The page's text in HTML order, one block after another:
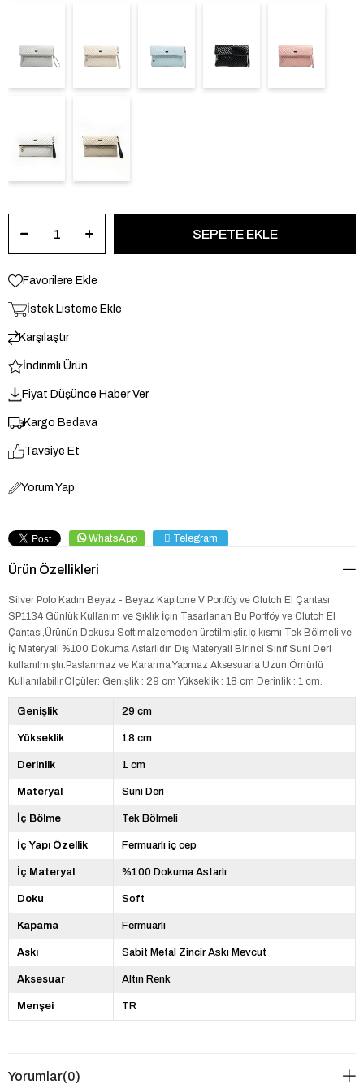
Favorilere Ekle
İstek Listeme Ekle
Karşılaştır
İndirimli Ürün
Fiyat Düşünce Haber Ver
Kargo Bedava
Tavsiye Et
Yorum Yap
WhatsApp Telegram
Ürün Özellikleri
Silver Polo Kadın Beyaz - Beyaz Kapitone V Portföy ve Clutch El Çantası
SP1134 Günlük Kullanım ve Şıklık İçin Tasarlanan Bu Portföy ve Clutch El
Çantası,Ürünün Dokusu Soft malzemeden üretilmiştir.İç kısmı Tek Bölmeli ve
İç Materyali %100 Dokuma Astarlıdır. Dış Materyali Birinci Sınıf Suni Deri
kullanılmıştır.Paslanmaz ve Kararma Yapmaz Aksesuarla Uzun Ömürlü
Kullanılabilir.Ölçüler: Genişlik : 29 cm Yükseklik : 18 cm Derinlik : 1 cm.
Genişlik 29 cm
Yükseklik 18 cm
Derinlik 1 cm
Materyal Suni Deri
İç Bölme Tek Bölmeli
İç Yapı Özellik Fermuarlı iç cep
İç Materyal %100 Dokuma Astarlı
Doku Soft
Kapama Fermuarlı
Askı Sabit Metal Zincir Askı Mevcut
Aksesuar Altın Renk
Menşei TR
Yorumlar(0)